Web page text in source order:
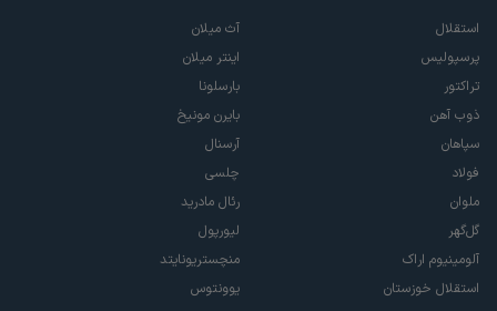
استقلال
پرسپولیس
تراکتور
ذوب آهن
سپاهان
فولاد
ملوان
گل‌گهر
آلومینیوم اراک
استقلال خوزستان
آث میلان
اینتر میلان
بارسلونا
بایرن مونیخ
آرسنال
چلسی
رئال مادرید
لیورپول
منچستریونایتد
یوونتوس